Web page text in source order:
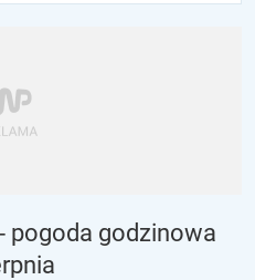
pogoda godzinowa